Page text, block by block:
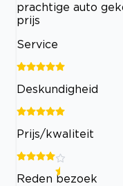
prachtige auto
prijs
Service
Deskundigheid
Prijs/kwaliteit
Reden bezoek